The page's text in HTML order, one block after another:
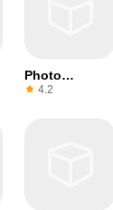
Photo
Location
4.2